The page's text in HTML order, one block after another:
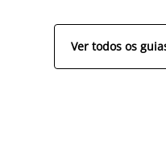
Ver todos os